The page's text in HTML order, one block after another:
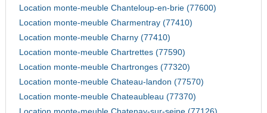
Location monte-meuble Chanteloup-en-brie (77600)
Location monte-meuble Charmentray (77410)
Location monte-meuble Charny (77410)
Location monte-meuble Chartrettes (77590)
Location monte-meuble Chartronges (77320)
Location monte-meuble Chateau-landon (77570)
Location monte-meuble Chateaubleau (77370)